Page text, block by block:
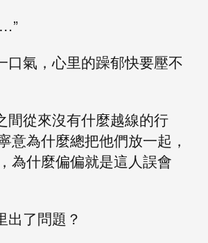
口氣，心里的躁郁快要壓不
間從來沒有什麼越線的行
意為什麼總把他們放一起，
為什麼偏偏就是這人誤會
出了問題？